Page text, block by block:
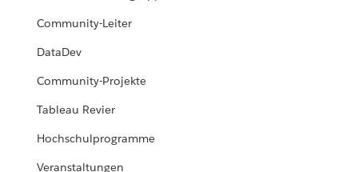
Community-Leiter
DataDev
Community-Projekte
Tableau Revier
Hochschulprogramme
Veranstaltungen